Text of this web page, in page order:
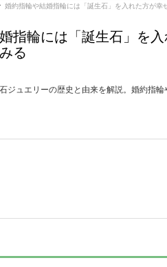
婚約指輪や結婚指輪には「誕生石」を入れた方が
指輪には「誕生石」を
る
ジュエリーの歴史と由来を解説。婚約指